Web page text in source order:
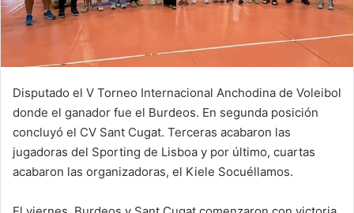
Disputado el V Torneo Internacional Anchodina de Voleibol
donde el ganador fue el Burdeos. En segunda posición
concluyó el CV Sant Cugat. Terceras acabaron las
jugadoras del Sporting de Lisboa y por último, cuartas
acabaron las organizadoras, el Kiele Socuéllamos.